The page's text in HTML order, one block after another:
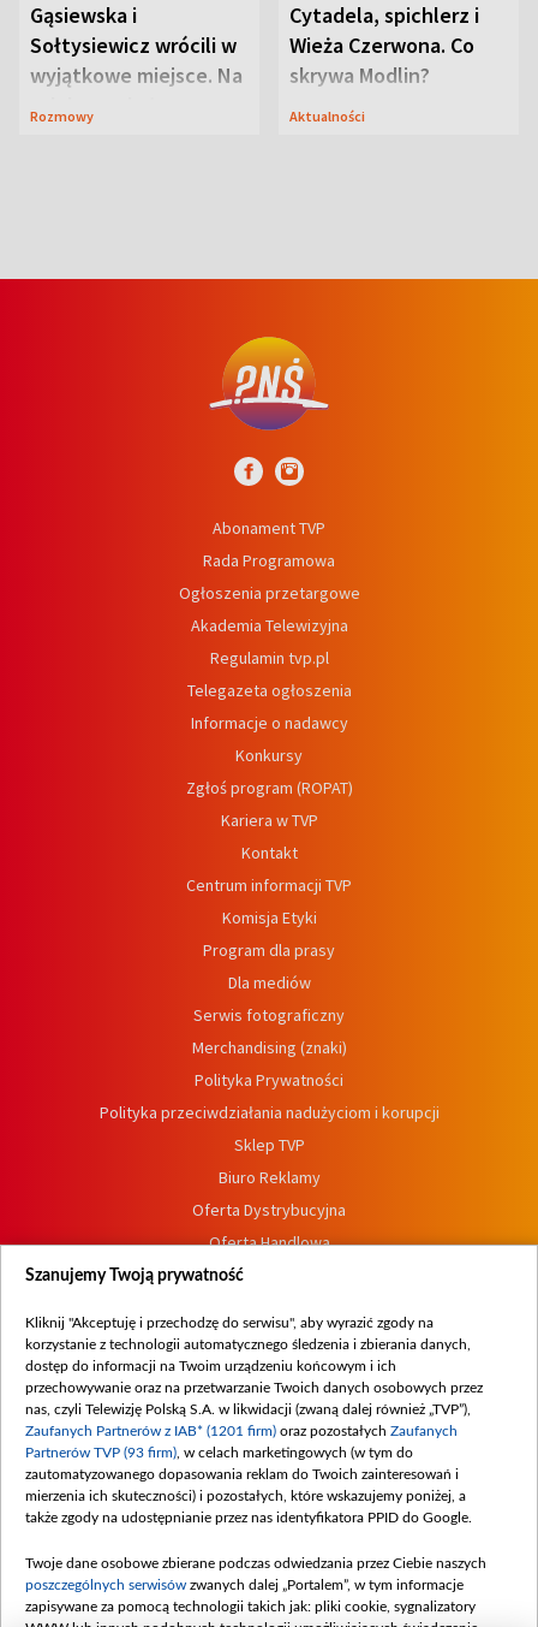
Gąsiewska i
Sołtysiewicz wrócili w
wyjątkowe miejsce. Na
szlaku czekał
Rozmowy
Cytadela, spichlerz i
Wieża Czerwona. Co
skrywa Modlin?
Aktualności
Abonament TVP
Rada Programowa
Ogłoszenia przetargowe
Akademia Telewizyjna
Regulamin tvp.pl
Telegazeta ogłoszenia
Informacje o nadawcy
Konkursy
Zgłoś program (ROPAT)
Kariera w TVP
Kontakt
Centrum informacji TVP
Komisja Etyki
Program dla prasy
Dla mediów
Serwis fotograficzny
Merchandising (znaki)
Polityka Prywatności
Polityka przeciwdziałania nadużyciom i korupcji
Sklep TVP
Biuro Reklamy
Oferta Dystrybucyjna
Oferta Handlowa
Dostępność
Procedura zgłoszeń wewnętrznych
Szanujemy Twoją prywatność
Kliknij "Akceptuję i przechodzę do serwisu", aby wyrazić zgody na
korzystanie z technologii automatycznego śledzenia i zbierania danych,
dostęp do informacji na Twoim urządzeniu końcowym i ich
przechowywanie oraz na przetwarzanie Twoich danych osobowych przez
nas, czyli Telewizję Polską S.A. w likwidacji (zwaną dalej również „TVP”),
Zaufanych Partnerów z IAB* (1201 firm) oraz pozostałych Zaufanych
Partnerów TVP (93 firm) , w celach marketingowych (w tym do
zautomatyzowanego dopasowania reklam do Twoich zainteresowań i
mierzenia ich skuteczności) i pozostałych, które wskazujemy poniżej, a
także zgody na udostępnianie przez nas identyfikatora PPID do Google.
Twoje dane osobowe zbierane podczas odwiedzania przez Ciebie naszych
poszczególnych serwisów zwanych dalej „Portalem”, w tym informacje
zapisywane za pomocą technologii takich jak: pliki cookie, sygnalizatory